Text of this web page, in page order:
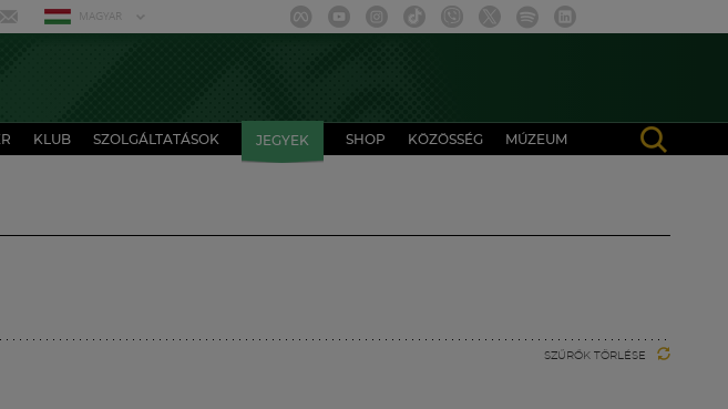
MAGYAR
KLUB SZOLGÁLTATÁSOK JEGYEK SHOP KÖZÖSSÉG MÚZEUM
SZŰRŐK TÖRLÉSE